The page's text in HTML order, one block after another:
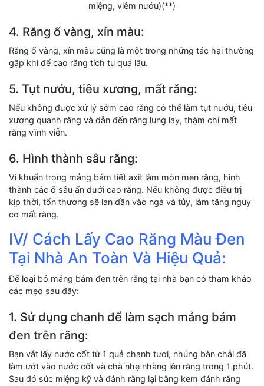
miệng, viêm nướu)(**)
4. Răng ố vàng, xỉn màu:
Răng ố vàng, xỉn màu cũng là một trong những tác hại thường
gặp khi để cao răng tích tụ quá lâu.
5. Tụt nướu, tiêu xương, mất răng:
Nếu không được xử lý sớm cao răng có thể làm tụt nướu, tiêu
xương quanh răng và dẫn đến răng lung lay, thậm chí mất
răng vĩnh viễn.
6. Hình thành sâu răng:
Vi khuẩn trong mảng bám tiết axit làm mòn men răng, hình
thành các ổ sâu ẩn dưới cao răng. Nếu không được điều trị
kịp thời, tổn thương sẽ lan dần vào ngà và tủy, làm tăng nguy
cơ mất răng.
IV/ Cách Lấy Cao Răng Màu Đen
Tại Nhà An Toàn Và Hiệu Quả:
Để loại bỏ mảng bám đen trên răng tại nhà bạn có tham khảo
các mẹo sau đây:
1. Sử dụng chanh để làm sạch mảng bám
đen trên răng:
Bạn vắt lấy nước cốt từ 1 quả chanh tươi, nhúng bàn chải đã
làm ướt vào nước cốt và chà nhẹ nhàng lên răng trong 1 phút.
Sau đó súc miệng kỹ và đánh răng lại bằng kem đánh răng